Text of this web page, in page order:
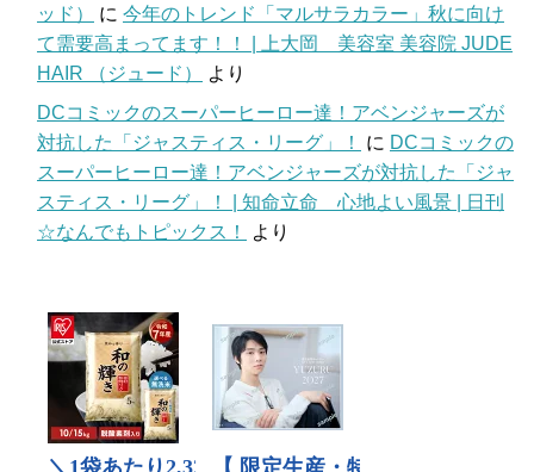
ッド）
に 今年のトレンド「マルサラカラー」秋に向け
て需要高まってます！！ | 上大岡 美容室 美容院 JUDE
HAIR （ジュード）
より
DCコミックのスーパーヒーロー達！アベンジャーズが
対抗した「ジャスティス・リーグ」！
に DCコミックの
スーパーヒーロー達！アベンジャーズが対抗した「ジャ
スティス・リーグ」！ | 知命立命 心地よい風景 | 日刊
☆なんでもトピックス！
より